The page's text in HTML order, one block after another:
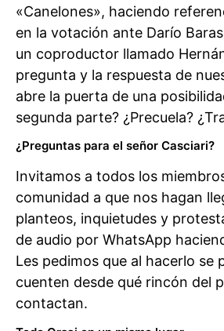
«Canelones», haciendo
en la votación ante Darío
un coproductor llamado
pregunta y la respuesta de
abre la puerta de una
segunda parte? ¿Precuela?
¿Preguntas para el señor Casciari?
Invitamos a todos los
comunidad a que nos hagan
planteos, inquietudes y
de audio por WhatsApp
Les pedimos que al hacerlo se
cuenten desde qué rincón del
contactan.